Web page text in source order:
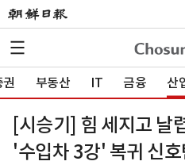
부동산 IT 금융 산
[시승기] 힘 세지고
'수입차 3강' 복귀 신